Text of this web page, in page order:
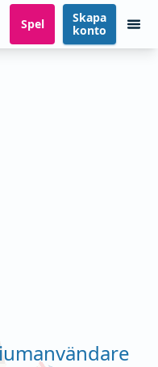
Spel
Skapa
konto